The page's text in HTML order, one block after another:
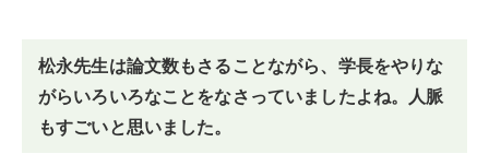
松永先生は論文数もさることながら、学長をやりな
がらいろいろなことをなさっていましたよね。人脈
もすごいと思いました。